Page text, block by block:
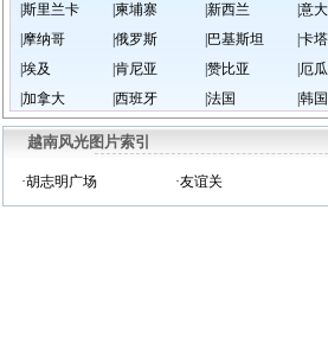
|斯里兰卡
|柬埔寨 |新西兰 |意
|摩纳哥
|俄罗斯 |巴基斯坦 |卡
|埃及
|肯尼亚 |赞比亚 |厄
|加拿大
|西班牙 |法国 |韩国
越南风光图片索引
·胡志明广场 ·友谊关